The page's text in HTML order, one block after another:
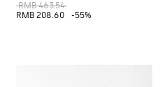
RMB 463.54
RMB 208.60
-55%